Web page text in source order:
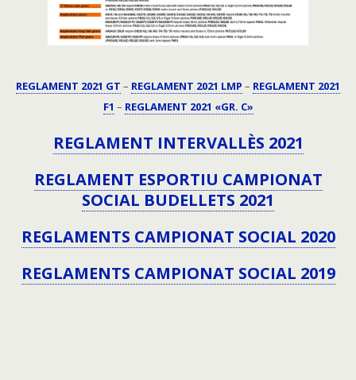
REGLAMENT 2021 GT – REGLAMENT 2021 LMP – REGLAMENT 2021
F1 – REGLAMENT 2021 «GR. C»
REGLAMENT INTERVALLÈS 2021
REGLAMENT ESPORTIU CAMPIONAT
SOCIAL BUDELLETS 2021
REGLAMENTS CAMPIONAT SOCIAL 2020
REGLAMENTS CAMPIONAT SOCIAL 2019